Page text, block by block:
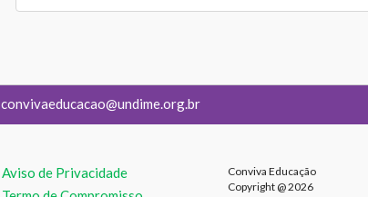
convivaeducacao@undime.org.br
Aviso de Privacidade
Conviva Educação
Copyright @ 2026